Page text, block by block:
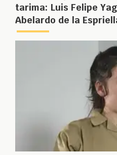
tarima: Luis Felipe
Abelardo de la